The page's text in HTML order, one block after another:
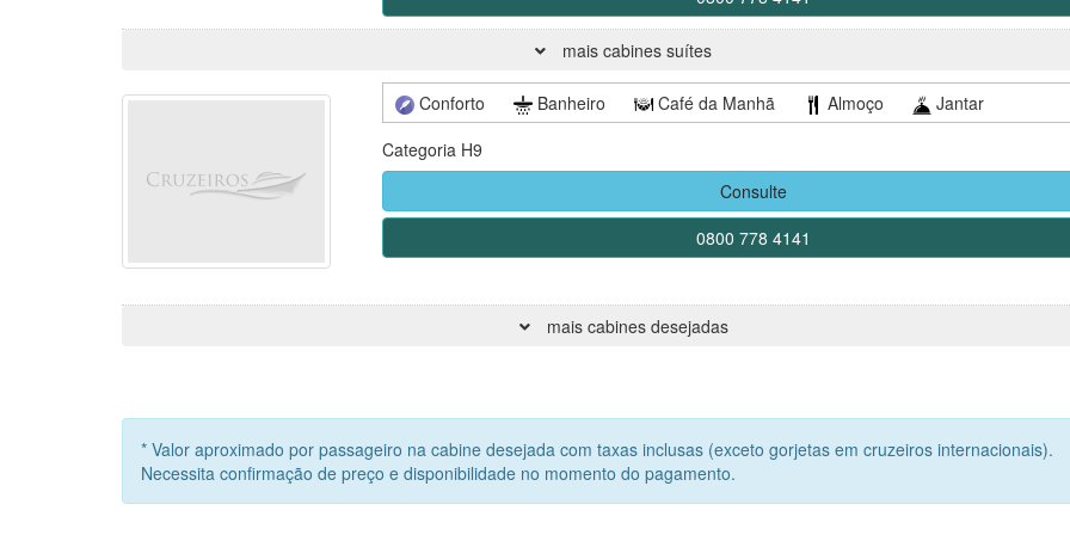
serão servidas aos hóspedes em suas mesas) ou impossibilitar permanentemente a
mais cabines suítes
Conforto Banheiro Café da Manhã Almoço
Jantar
Categoria H9
Consulte
0800 778 4141
mais cabines desejadas
* Valor aproximado por passageiro na cabine desejada com taxas inclusas (exceto gorjetas em cruzeiros internacionais).
Necessita confirmação de preço e disponibilidade no momento do pagamento.